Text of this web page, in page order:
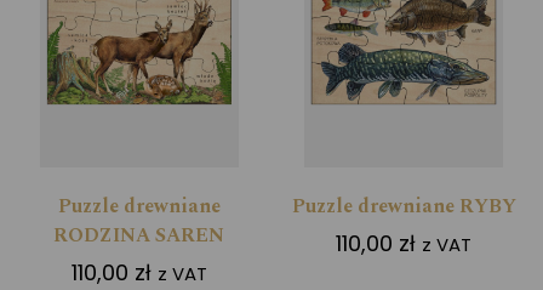
Puzzle drewniane
RODZINA SAREN
110,00 zł z VAT
Puzzle drewniane RYBY
110,00 zł z VAT